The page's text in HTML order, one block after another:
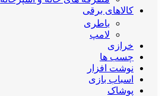
کالاهای برقی
باطری
لامپ
خرازی
چسب ها
نوشت افزار
اسباب بازی
پوشاک